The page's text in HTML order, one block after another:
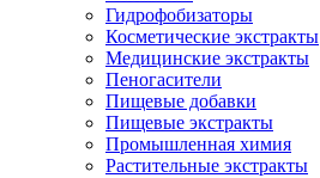
Гидрофобизаторы
Косметические экстракты
Медицинские экстракты
Пеногасители
Пищевые добавки
Пищевые экстракты
Промышленная химия
Растительные экстракты